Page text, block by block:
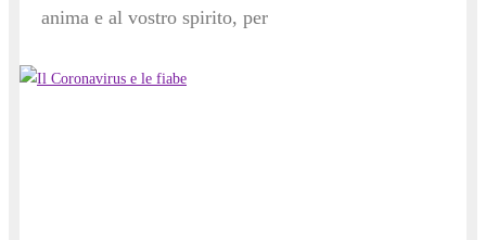
anima e al vostro spirito, per